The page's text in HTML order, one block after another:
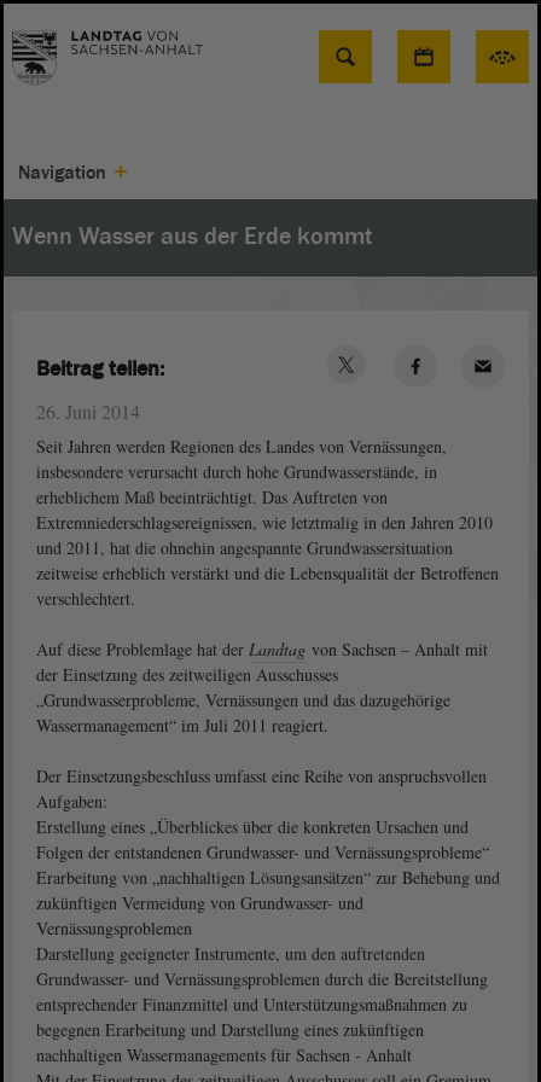
Suche
Navigation
Wenn Wasser aus der Erde kommt
26. Juni 2014
Seit Jahren werden Regionen des Landes von Vernässungen,
insbesondere verursacht durch hohe Grundwasserstände, in
erheblichem Maß beeinträchtigt. Das Auftreten von
Extremniederschlagsereignissen, wie letztmalig in den Jahren 2010
und 2011, hat die ohnehin angespannte Grundwassersituation
zeitweise erheblich verstärkt und die Lebensqualität der Betroffenen
verschlechtert.
Auf diese Problemlage hat der Landtag von Sachsen – Anhalt mit
der Einsetzung des zeitweiligen Ausschusses
„Grundwasserprobleme, Vernässungen und das dazugehörige
Wassermanagement“ im Juli 2011 reagiert.
Der Einsetzungsbeschluss umfasst eine Reihe von anspruchsvollen
Aufgaben:
Erstellung eines „Überblickes über die konkreten Ursachen und
Folgen der entstandenen Grundwasser- und Vernässungsprobleme“
Erarbeitung von „nachhaltigen Lösungsansätzen“ zur Behebung und
zukünftigen Vermeidung von Grundwasser- und
Vernässungsproblemen
Darstellung geeigneter Instrumente, um den auftretenden
Grundwasser- und Vernässungsproblemen durch die Bereitstellung
entsprechender Finanzmittel und Unterstützungsmaßnahmen zu
begegnen Erarbeitung und Darstellung eines zukünftigen
nachhaltigen Wassermanagements für Sachsen - Anhalt
Beitrag teilen: